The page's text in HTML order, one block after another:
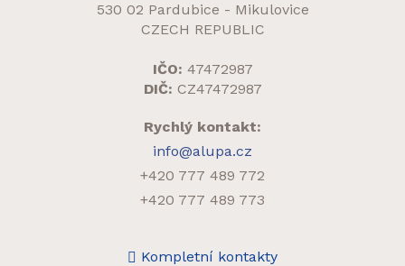
530 02 Pardubice - Mikulovice
CZECH REPUBLIC
IČO: 47472987
DIČ: CZ47472987
Rychlý kontakt:
info@alupa.cz
+420 777 489 772
+420 777 489 773
Kompletní kontakty